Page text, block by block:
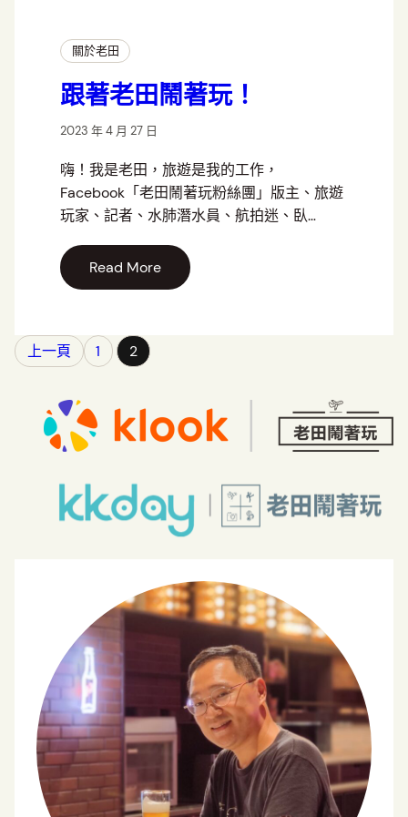
關於老田
跟著老田鬧著玩！
2023 年 4 月 27 日
嗨！我是老田，旅遊是我的工作，
Facebook「老田鬧著玩粉絲團」版主、旅遊
玩家、記者、水肺潛水員、航拍迷、臥…
Read More
上一頁 1 2